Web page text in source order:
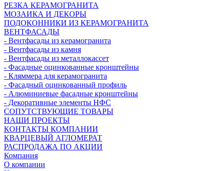
РЕЗКА КЕРАМОГРАНИТА
МОЗАИКА И ДЕКОРЫ
ПОДОКОННИКИ ИЗ КЕРАМОГРАНИТА
ВЕНТФАСАДЫ
- Вентфасады из керамогранита
- Вентфасады из камня
- Вентфасады из металлокассет
- Фасадные оцинкованные кронштейны
- Кляммера для керамогранита
- Фасадный оцинкованный профиль
- Алюминиевые фасадные кронштейны
- Декоративные элементы НФС
СОПУТСТВУЮЩИЕ ТОВАРЫ
НАШИ ПРОЕКТЫ
КОНТАКТЫ КОМПАНИИ
КВАРЦЕВЫЙ АГЛОМЕРАТ
РАСПРОДАЖА ПО АКЦИИ
Компания
О компании